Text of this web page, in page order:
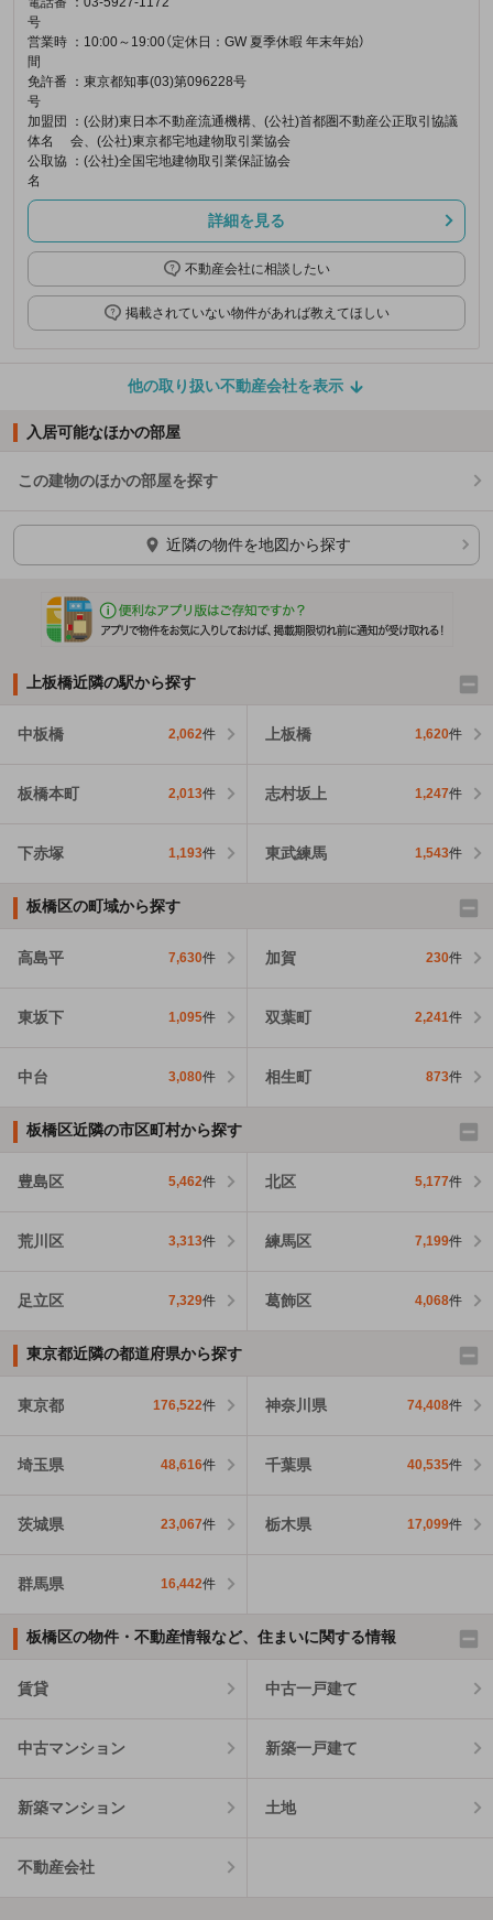
号
営業時
間
：10:00～19:00（定休日：GW 夏季休暇 年末年始）
免許番
号
：東京都知事(03)第096228号
加盟団
体名
：(公財)東日本不動産流通機構、(公社)首都圏不動産公正取引協議
会、(公社)東京都宅地建物取引業協会
公取協
名
：(公社)全国宅地建物取引業保証協会
詳細を見る
不動産会社に相談したい
掲載されていない物件があれば教えてほしい
他の取り扱い不動産会社を表示
入居可能なほかの部屋
この建物のほかの部屋を探す
ほかの部屋を検索中…
近隣の物件を地図から探す
上板橋近隣の駅から探す
中板橋 2,062件 上板橋 1,620件
板橋本町 2,013件 志村坂上 1,247件
下赤塚 1,193件 東武練馬 1,543件
板橋区の町域から探す
高島平 7,630件 加賀 230件
東坂下 1,095件 双葉町 2,241件
中台 3,080件 相生町 873件
板橋区近隣の市区町村から探す
豊島区 5,462件 北区 5,177件
荒川区 3,313件 練馬区 7,199件
足立区 7,329件 葛飾区 4,068件
東京都近隣の都道府県から探す
東京都 176,522件 神奈川県 74,408件
埼玉県 48,616件 千葉県 40,535件
茨城県 23,067件 栃木県 17,099件
群馬県 16,442件
板橋区の物件・不動産情報など、住まいに関する情報
賃貸 中古一戸建て
中古マンション 新築一戸建て
新築マンション 土地
不動産会社